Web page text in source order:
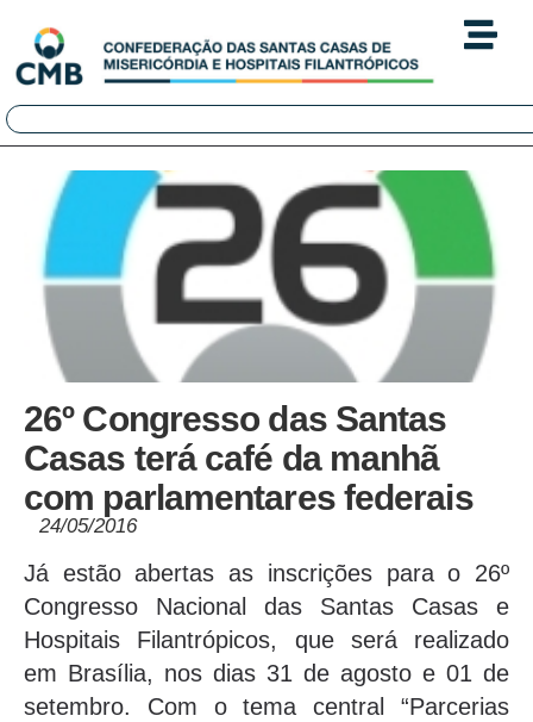
26º Congresso das Santas
Casas terá café da manhã
com parlamentares federais
24/05/2016
Já estão abertas as inscrições para o 26º
Congresso Nacional das Santas Casas e
Hospitais Filantrópicos, que será realizado
em Brasília, nos dias 31 de agosto e 01 de
setembro. Com o tema central “Parcerias